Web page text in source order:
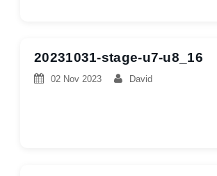
20231031-stage-u7-u8_16
02 Nov 2023 David